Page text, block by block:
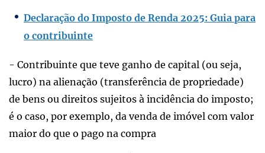
Declaração do Imposto de Renda 2025: Guia para
o contribuinte
- Contribuinte que teve ganho de capital (ou seja,
lucro) na alienação (transferência de propriedade)
de bens ou direitos sujeitos à incidência do imposto;
é o caso, por exemplo, da venda de imóvel com valor
maior do que o pago na compra